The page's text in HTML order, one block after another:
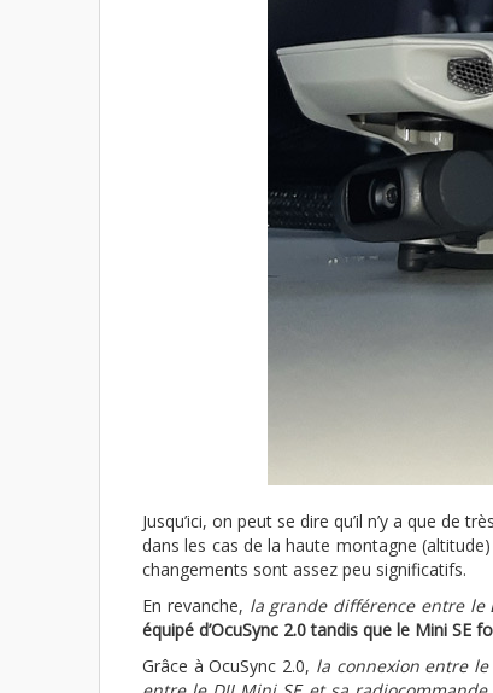
Jusqu’ici, on peut se dire qu’il n’y a que de
dans les cas de la haute montagne
changements sont assez peu significatifs.
En revanche, la grande différence entre le
équipé d’OcuSync 2.0 tandis que le Mini SE
Grâce à OcuSync 2.0, la connexion entre